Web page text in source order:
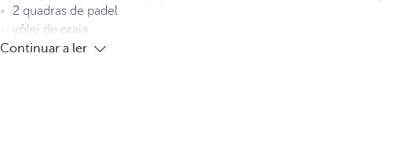
2 quadras de padel
vôlei de praia
Continuar a ler